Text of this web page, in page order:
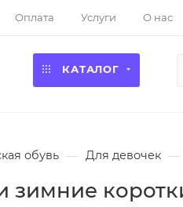
Оплата Услуги О нас
КАТАЛОГ
обувь — Для девочек —
зимние